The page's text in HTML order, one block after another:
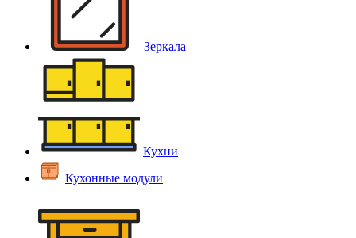
Зеркала
Кухни
Кухонные модули